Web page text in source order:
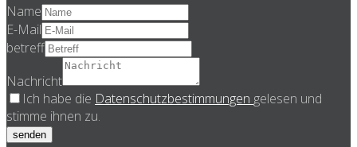
Name
E-Mail
betreff
Nachricht
Ich habe die Datenschutzbestimmungen gelesen und
stimme ihnen zu.
senden